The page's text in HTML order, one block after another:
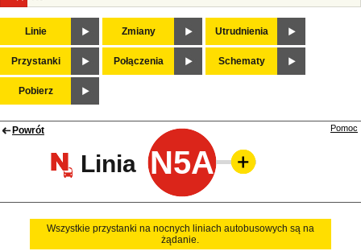
Linie Zmiany Utrudnienia
Przystanki Połączenia Schematy
Pobierz
Powrót
Linia N5A
Pomoc
Wszystkie przystanki na nocnych liniach autobusowych są na
żądanie.